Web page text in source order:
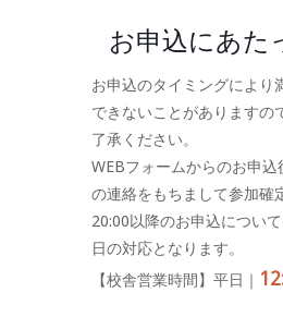
お申込にあた
お申込のタイミングにより
できないことがありますの
了承ください。
WEBフォームからのお申込
の連絡をもちまして参加確
20:00以降のお申込につい
日の対応となります。
【校舎営業時間】平日｜